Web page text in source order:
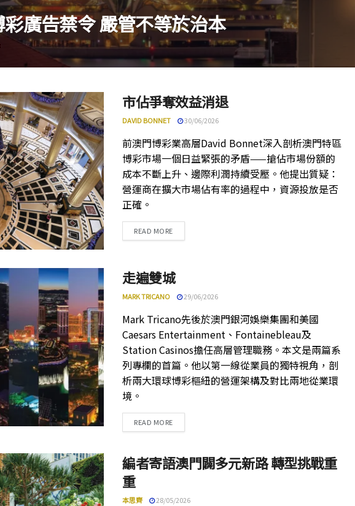
廣告禁令 嚴管不等於治本
市佔爭奪效益消退
DAVID BONNET 30/06/2026
前澳門博彩業高層David Bonnet深入剖析澳門特區
博彩市場一個日益緊張的矛盾——搶佔市場份額的
成本不斷上升、邊際利潤持續受壓。他提出質疑：
營運商在擴大市場佔有率的過程中，資源投放是否
正確。
READ MOREDETAILS
走遍雙城
MARK TRICANO 29/06/2026
Mark Tricano先後於澳門銀河娛樂集團和美國
Caesars Entertainment、Fontainebleau及
Station Casinos擔任高層管理職務。本文是兩篇系
列專欄的首篇。他以第一線從業員的獨特視角，剖
析兩大環球博彩樞紐的營運架構及對比兩地從業環
境。
READ MOREDETAILS
編者寄語澳門闢多元新路 轉型挑戰重
重
本思齊 28/05/2026